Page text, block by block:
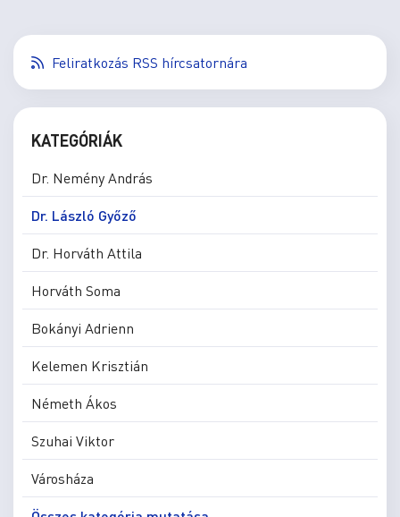
Feliratkozás RSS hírcsatornára
KATEGÓRIÁK
Dr. Nemény András
Dr. László Győző
Dr. Horváth Attila
Horváth Soma
Bokányi Adrienn
Kelemen Krisztián
Németh Ákos
Szuhai Viktor
Városháza